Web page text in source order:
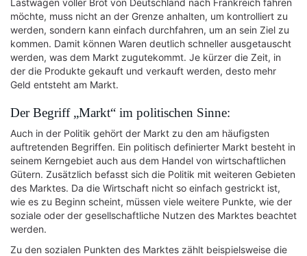
Lastwagen voller Brot von Deutschland nach Frankreich fahren
möchte, muss nicht an der Grenze anhalten, um kontrolliert zu
werden, sondern kann einfach durchfahren, um an sein Ziel zu
kommen. Damit können Waren deutlich schneller ausgetauscht
werden, was dem Markt zugutekommt. Je kürzer die Zeit, in
der die Produkte gekauft und verkauft werden, desto mehr
Geld entsteht am Markt.
Der Begriff „Markt“ im politischen Sinne:
Auch in der Politik gehört der Markt zu den am häufigsten
auftretenden Begriffen. Ein politisch definierter Markt besteht in
seinem Kerngebiet auch aus dem Handel von wirtschaftlichen
Gütern. Zusätzlich befasst sich die Politik mit weiteren Gebieten
des Marktes. Da die Wirtschaft nicht so einfach gestrickt ist,
wie es zu Beginn scheint, müssen viele weitere Punkte, wie der
soziale oder der gesellschaftliche Nutzen des Marktes beachtet
werden.
Zu den sozialen Punkten des Marktes zählt beispielsweise die